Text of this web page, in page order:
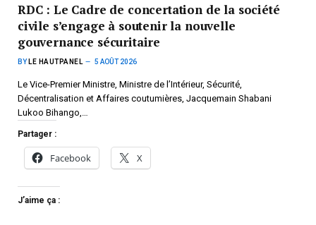
RDC : Le Cadre de concertation de la société
civile s’engage à soutenir la nouvelle
gouvernance sécuritaire
BY LE HAUTPANEL 5 AOÛT 2026
Le Vice-Premier Ministre, Ministre de l’Intérieur, Sécurité,
Décentralisation et Affaires coutumières, Jacquemain Shabani
Lukoo Bihango,…
Partager :
Facebook X
J’aime ça :